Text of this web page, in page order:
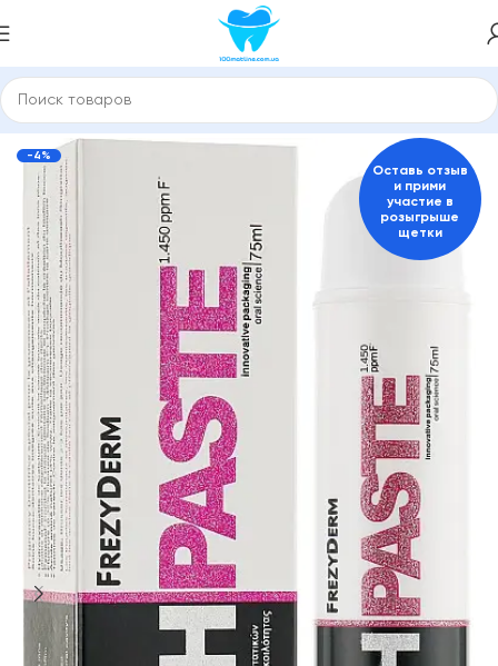
пасты и средства для гигиены полости рта FrezyDerm
-4%
Оставь отзыв
и прими
участие в
розыгрыше
щетки